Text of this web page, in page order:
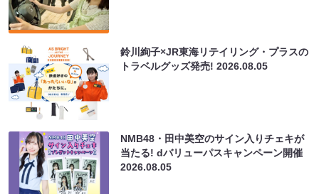
鈴川絢子×JR東海リテイリング・プラスの
トラベルグッズ発売!2026.08.05
NMB48・田中美空のサイン入りチェキが
当たる! dバリューパスキャンペーン開催
2026.08.05